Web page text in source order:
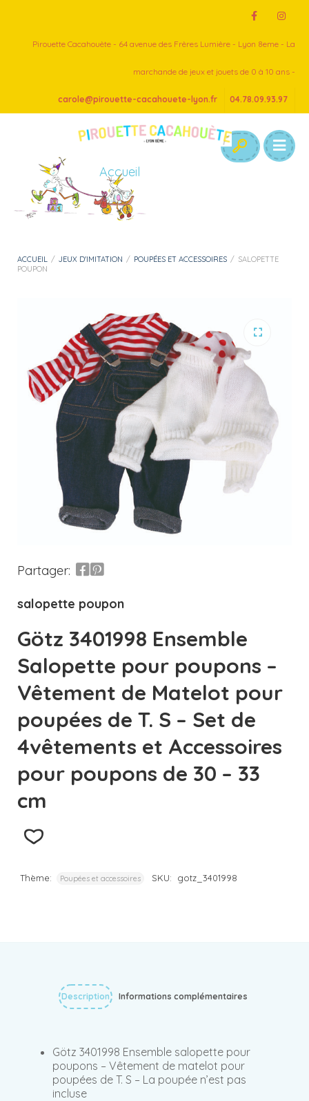
Pirouette Cacahouète - 64 avenue des Frères Lumière - Lyon 8eme - La
marchande de jeux et jouets de 0 à 10 ans -
carole@pirouette-cacahouete-lyon.fr 04.78.09.93.97
Accueil
ACCUEIL / JEUX D'IMITATION / POUPÉES ET ACCESSOIRES / SALOPETTE
POUPON
Partager:
salopette poupon
Götz 3401998 Ensemble
Salopette pour poupons –
Vêtement de Matelot pour
poupées de T. S – Set de
4vêtements et Accessoires
pour poupons de 30 – 33
cm
Thème: Poupées et accessoires SKU: gotz_3401998
Description Informations complémentaires
Götz 3401998 Ensemble salopette pour
poupons – Vêtement de matelot pour
poupées de T. S – La poupée n’est pas
incluse